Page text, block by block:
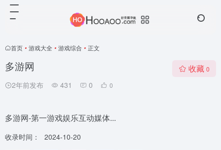
首页 • 游戏大全 • 游戏综合 • 正文
多游网
2年前发布 431 0 0
收藏 0
多游网-第一游戏娱乐互动媒体...
收录时间：
2024-10-20